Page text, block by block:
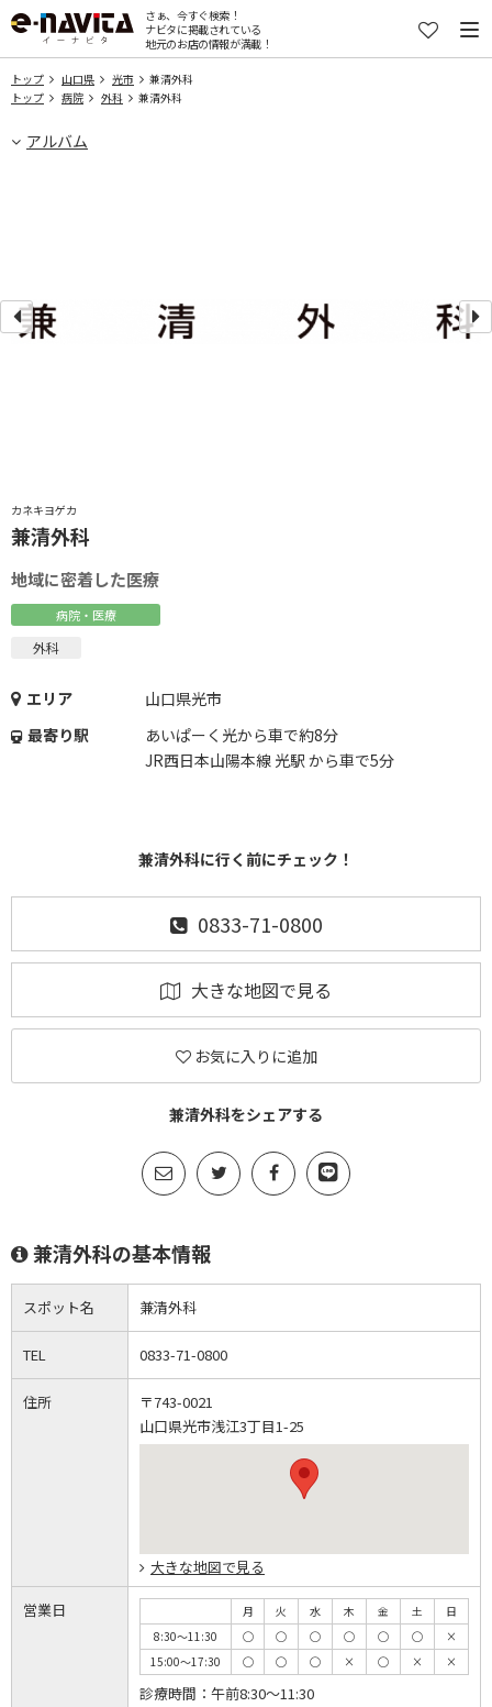
さぁ、今すぐ検索！
ナビタに掲載されている
地元のお店の情報が満載！
トップ 山口県 光市
兼清外科
トップ
病院 外科 兼清外科
アルバム
カネキヨゲカ
兼清外科
地域に密着した医療
病院・医療
外科
エリア
山口県光市
最寄り駅
あいぱーく光から車で約8分
JR西日本山陽本線 光駅 から車で5分
兼清外科に行く前にチェック！
0833-71-0800
大きな地図で見る
お気に入りに追加
兼清外科をシェアする
兼清外科の基本情報
スポット名 兼清外科
TEL 0833-71-0800
住所
〒743-0021
山口県光市浅江3丁目1-25
大きな地図で見る
営業日 月 火 水 木 金 土
日
8:30～11:30
◯ ◯ ◯ ◯ ◯ ◯
×
15:00～17:30
◯ ◯ ◯ × ◯ × ×
診療時間： 午前8:30～11:30